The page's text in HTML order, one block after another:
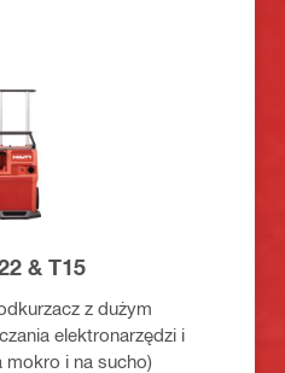
& T15
z dużym
elektronarzędzi i
mokro i na sucho)